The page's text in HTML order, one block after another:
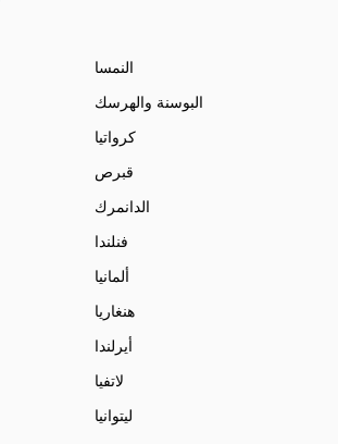
النمسا
البوسنة والهرسك
كرواتيا
قبرص
الدانمرك
فنلندا
ألمانيا
هنغاريا
أيرلندا
لاتفيا
ليتوانيا